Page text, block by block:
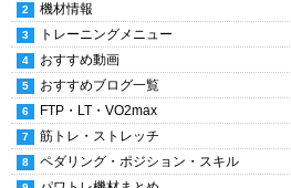
機材情報
トレーニングメニュー
おすすめ動画
おすすめブログ一覧
FTP・LT・VO2max
筋トレ・ストレッチ
ペダリング・ポジション・スキル